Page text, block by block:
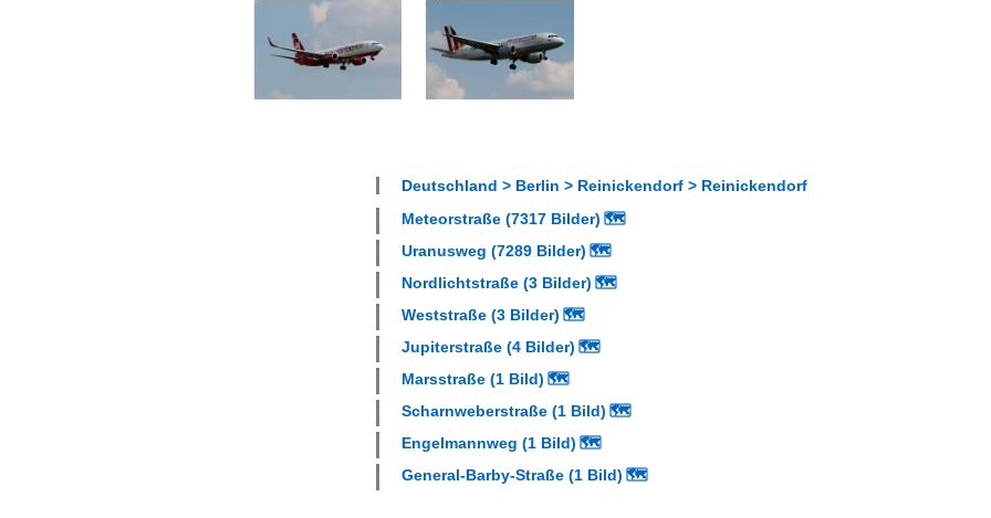
Deutschland > Berlin > Reinickendorf > Reinickendorf
Meteorstraße (7317 Bilder) 🗺
Uranusweg (7289 Bilder) 🗺
Nordlichtstraße (3 Bilder) 🗺
Weststraße (3 Bilder) 🗺
Jupiterstraße (4 Bilder) 🗺
Marsstraße (1 Bild) 🗺
Scharnweberstraße (1 Bild) 🗺
Engelmannweg (1 Bild) 🗺
General-Barby-Straße (1 Bild) 🗺